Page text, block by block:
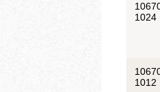
1024
1012